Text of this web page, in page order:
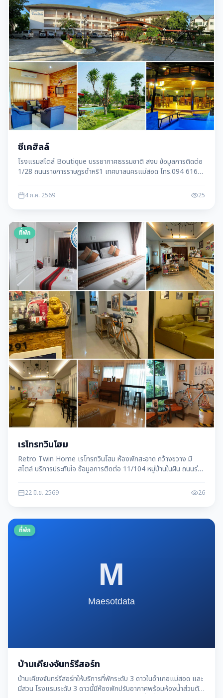
ซีเคฮิลล์
โรงแรมสไตล์ Boutique บรรยากาศธรรมชาติ สงบ ข้อมูลการติดต่อ
1/28 ถนนราชการราษฎรดำหริ1 เทศบาลนครแม่สอด โทร.094 616
4 ก.ค. 2569 25
ที่พัก
เรโทรทวินโฮม
Retro Twin Home เรโทรทวินโฮม ห้องพักสะอาด กว้างขวาง มี
สไตล์ บริการประทับใจ ข้อมูลการติดต่อ 11/104 หมู่บ้านในฝัน ถนนร่วม
22 มิ.ย. 2569 26
ที่พัก
บ้านเคียงจันทร์รีสอร์ท
บ้านเคียงจันทร์รีสอร์ทให้บริการที่พักระดับ 3 ดาวในอำเภอแม่สอด และ
มีสวน โรงแรมระดับ 3 ดาวนี้มีห้องพักปรับอากาศพร้อมห้องน้ำส่วนตัว